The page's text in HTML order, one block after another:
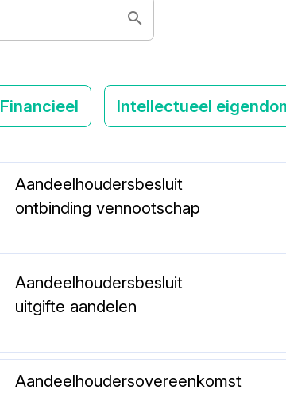
Financieel Intellectueel
Aandeelhoudersbesluit
ontbinding vennootschap
Aandeelhoudersbesluit
uitgifte aandelen
Aandeelhoudersovereenkomst